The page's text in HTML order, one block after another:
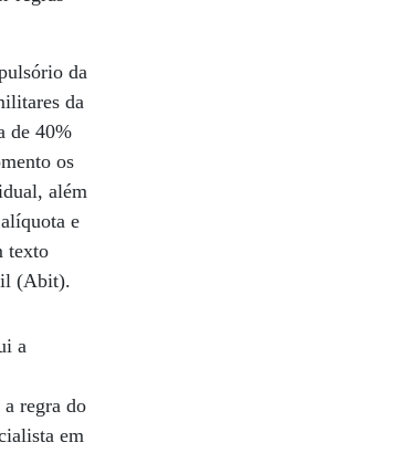
da
da
de 40%
os
além
e
texto
(Abit).
a
regra do
em